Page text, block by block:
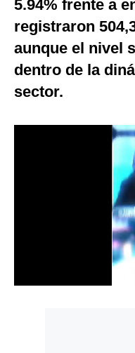
G de Gestión
Notas Contratadas
Términos
5.94% frente a
registraron
aunque el nivel
dentro de la
sector.